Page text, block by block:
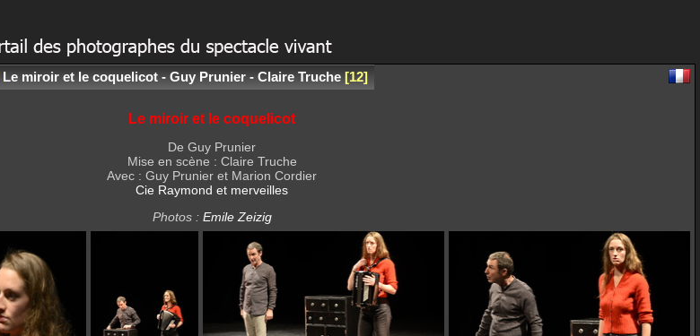
Le miroir et le coquelicot - Guy Prunier - Claire Truche 12
Le miroir et le coquelicot
De Guy Prunier
Mise en scène : Claire Truche
Avec : Guy Prunier et Marion Cordier
Cie Raymond et merveilles
Photos : Emile Zeizig